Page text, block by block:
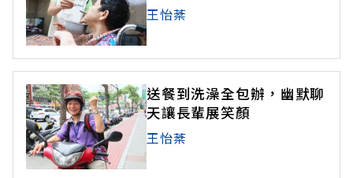
王怡棻
送餐到洗澡全包辦，幽默聊
天讓長輩展笑顏
王怡棻